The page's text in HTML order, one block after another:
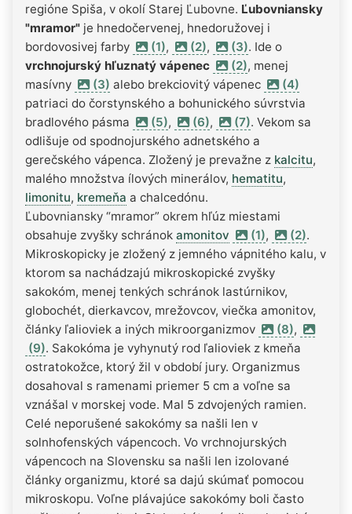
regióne Spiša, v okolí Starej Ľubovne. Ľubovniansky
"mramor" je hnedočervenej, hnedoružovej i
bordovosivej farby
(1), (2), (3). Ide o
vrchnojurský hľuznatý vápenec
(2), menej
masívny
(3) alebo brekciovitý vápenec
(4)
patriaci do čorstynského a bohunického súvrstvia
bradlového pásma
(5), (6), (7). Vekom sa
odlišuje od spodnojurského adnetského a
gerečského vápenca. Zložený je prevažne z kalcitu,
malého množstva ílových minerálov, hematitu,
limonitu, kremeňa a chalcedónu.
Ľubovniansky “mramor” okrem hľúz miestami
obsahuje zvyšky schránok amonitov (1), (2).
Mikroskopicky je zložený z jemného vápnitého kalu, v
ktorom sa nachádzajú mikroskopické zvyšky
sakokóm, menej tenkých schránok lastúrnikov,
globochét, dierkavcov, mrežovcov, viečka amonitov,
články ľalioviek a iných mikroorganizmov
(8),
(9). Sakokóma je vyhynutý rod ľalioviek z kmeňa
ostratokožce, ktorý žil v období jury. Organizmus
dosahoval s ramenami priemer 5 cm a voľne sa
vznášal v morskej vode. Mal 5 zdvojených ramien.
Celé neporušené sakokómy sa našli len v
solnhofenských vápencoch. Vo vrchnojurských
vápencoch na Slovensku sa našli len izolované
články organizmu, ktoré sa dajú skúmať pomocou
mikroskopu. Voľne plávajúce sakokómy boli často